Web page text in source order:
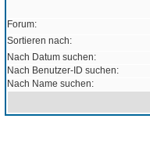
Forum:
Sortieren nach:
Nach Datum suchen:
Nach Benutzer-ID suchen:
Nach Name suchen: